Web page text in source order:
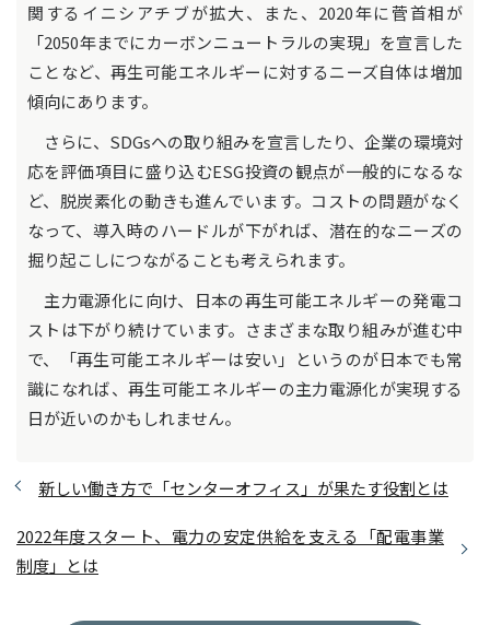
関するイニシアチブが拡大、また、2020年に菅首相が
「2050年までにカーボンニュートラルの実現」を宣言した
ことなど、再生可能エネルギーに対するニーズ自体は増加
傾向にあります。
さらに、SDGsへの取り組みを宣言したり、企業の環境対
応を評価項目に盛り込むESG投資の観点が一般的になるな
ど、脱炭素化の動きも進んでいます。コストの問題がなく
なって、導入時のハードルが下がれば、潜在的なニーズの
掘り起こしにつながることも考えられます。
主力電源化に向け、日本の再生可能エネルギーの発電コ
ストは下がり続けています。さまざまな取り組みが進む中
で、「再生可能エネルギーは安い」というのが日本でも常
識になれば、再生可能エネルギーの主力電源化が実現する
日が近いのかもしれません。
新しい働き方で「センターオフィス」が果たす役割とは
2022年度スタート、電力の安定供給を支える「配電事業
制度」とは